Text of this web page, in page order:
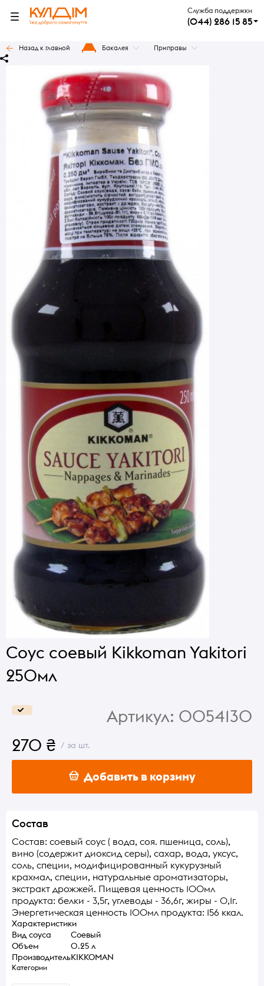
Служба поддержки
(044) 286 15 85
Назад к главной Бакалея Приправы
Соус соевый Kikkoman Yakitori
250мл
Артикул: 0054130
270 ₴ / за шт.
Добавить в корзину
Состав
Состав: соевый соус ( вода, соя. пшеница, соль),
вино (содержит диоксид серы), сахар, вода, уксус,
соль, специи, модифицированный кукурузный
крахмал, специи, натуральные ароматизаторы,
экстракт дрожжей. Пищевая ценность 100мл
продукта: белки - 3,5г, углеводы - 36,6г, жиры - 0,1г.
Энергетическая ценность 100мл продукта: 156 ккал.
Характеристики
Вид соуса
Соевый
Объем
0.25 л
ПроизводительKIKKOMAN
Категории